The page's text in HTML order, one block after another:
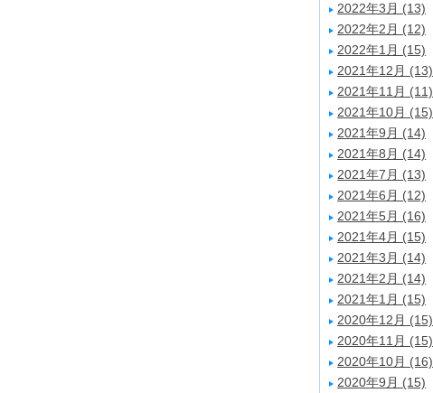
2022年3月 (13)
2022年2月 (12)
2022年1月 (15)
2021年12月 (13)
2021年11月 (11)
2021年10月 (15)
2021年9月 (14)
2021年8月 (14)
2021年7月 (13)
2021年6月 (12)
2021年5月 (16)
2021年4月 (15)
2021年3月 (14)
2021年2月 (14)
2021年1月 (15)
2020年12月 (15)
2020年11月 (15)
2020年10月 (16)
2020年9月 (15)